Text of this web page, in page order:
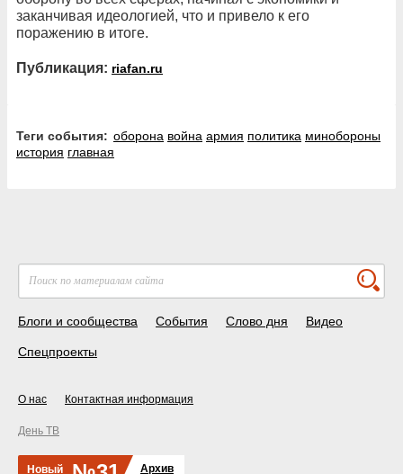
заканчивая идеологией, что и привело к его
поражению в итоге.
Публикация: riafan.ru
Теги события: оборона война армия политика минобороны
история главная
Блоги и сообщества События Слово дня Видео
Спецпроекты
О нас Контактная информация
День ТВ
Новый
Архив